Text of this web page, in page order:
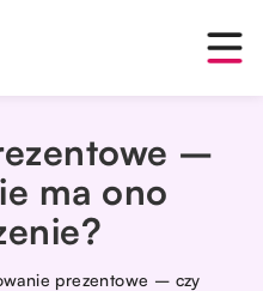
–
ma ono
prezentowe – czy